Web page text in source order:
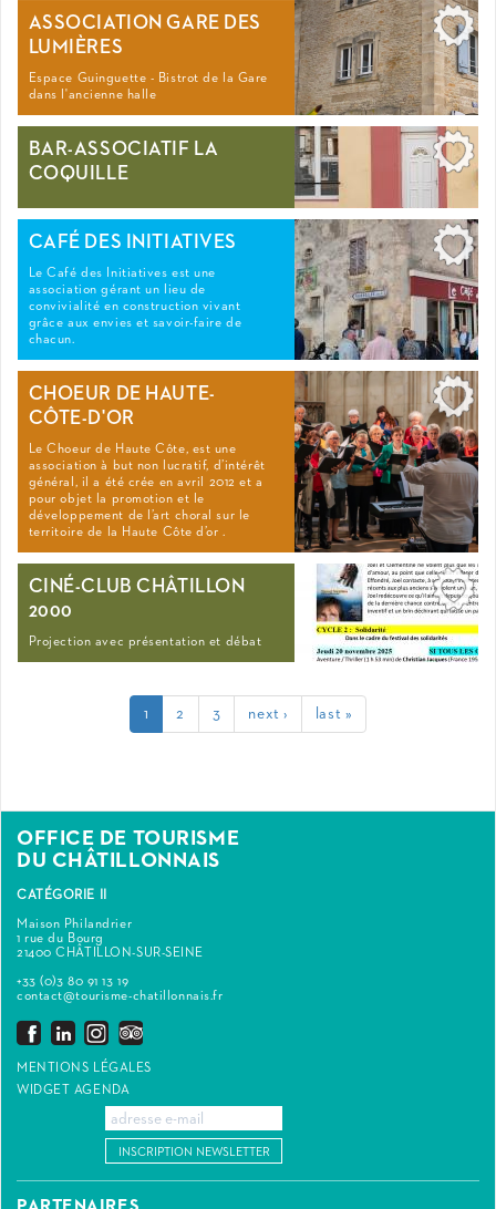
ASSOCIATION GARE DES
LUMIÈRES
Espace Guinguette - Bistrot de la Gare
dans l'ancienne halle
BAR-ASSOCIATIF LA
COQUILLE
CAFÉ DES INITIATIVES
Le Café des Initiatives est une
association gérant un lieu de
convivialité en construction vivant
grâce aux envies et savoir-faire de
chacun.
CHOEUR DE HAUTE-
CÔTE-D'OR
Le Choeur de Haute Côte, est une
association à but non lucratif, d’intérêt
général, il a été crée en avril 2012 et a
pour objet la promotion et le
développement de l’art choral sur le
territoire de la Haute Côte d’or .
CINÉ-CLUB CHÂTILLON
2000
Projection avec présentation et débat
1 2 3 next › last »
OFFICE DE TOURISME
DU CHÂTILLONNAIS
CATÉGORIE II
Maison Philandrier
1 rue du Bourg
21400 CHÂTILLON-SUR-SEINE
+33 (0)3 80 91 13 19
contact@tourisme-chatillonnais.fr
MENTIONS LÉGALES
WIDGET AGENDA
INSCRIPTION NEWSLETTER